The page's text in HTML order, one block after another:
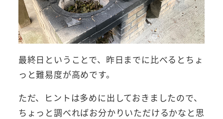
最終日ということで、昨日までに比べるとちょ
っと難易度が高めです。
ただ、ヒントは多めに出しておきましたので、
ちょっと調べればお分かりいただけるかなと思